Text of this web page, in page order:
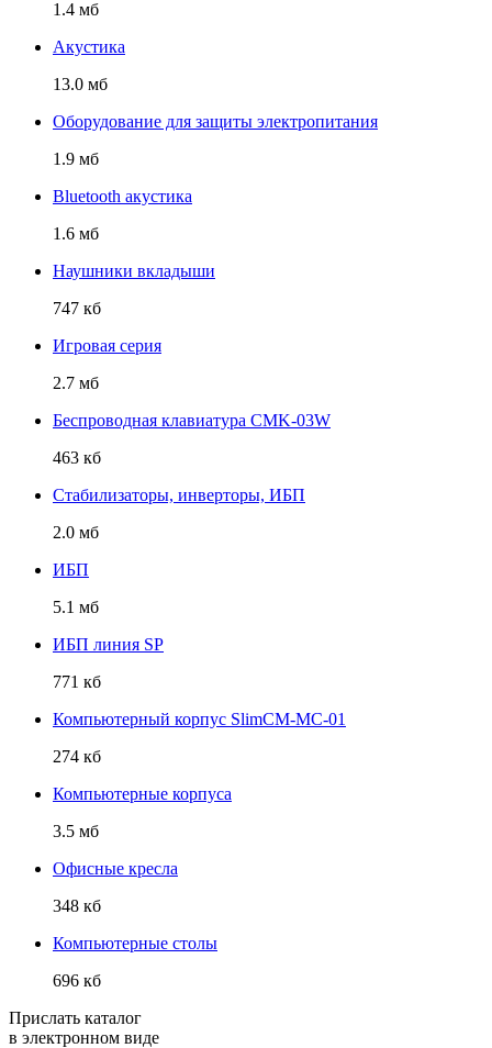
1.4 мб
Акустика
13.0 мб
Оборудование для защиты электропитания
1.9 мб
Bluetooth акустика
1.6 мб
Наушники вкладыши
747 кб
Игровая серия
2.7 мб
Беспроводная клавиатура CMK-03W
463 кб
Стабилизаторы, инверторы, ИБП
2.0 мб
ИБП
5.1 мб
ИБП линия SP
771 кб
Компьютерный корпус SlimCM-MC-01
274 кб
Компьютерные корпуса
3.5 мб
Офисные кресла
348 кб
Компьютерные столы
696 кб
Прислать каталог
в электронном виде